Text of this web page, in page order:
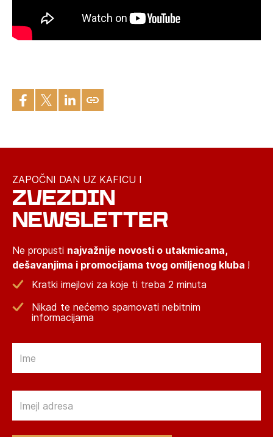
ZAPOČNI DAN UZ KAFICU I
ZVEZDIN
NEWSLETTER
Ne propusti najvažnije novosti o utakmicama,
dešavanjima i promocijama tvog omiljenog kluba !
Kratki imejlovi za koje ti treba 2 minuta
Nikad te nećemo spamovati nebitnim
informacijama